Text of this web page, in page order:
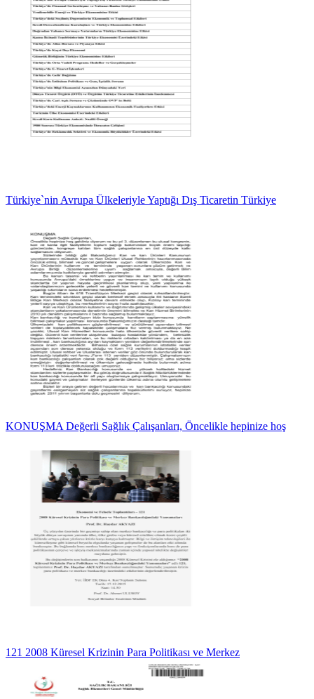
Türkiye`nin Avrupa Ülkeleriyle Yaptığı Dış Ticaretin Türkiye
KONUŞMA Değerli Sağlık Çalışanları, Öncelikle hepinize hoş
121 2008 Küresel Krizinin Para Politikası ve Merkez